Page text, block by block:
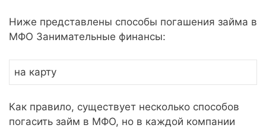
Ниже представлены способы погашения займа в
МФО Занимательные финансы:
на карту
Как правило, существует несколько способов
погасить займ в МФО, но в каждой компании